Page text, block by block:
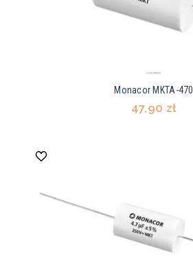
Monacor MKTA-470
47,90 zł